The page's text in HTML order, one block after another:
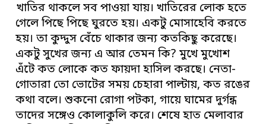
খাতির থাকলে সব পাওয়া যায়। খাতিরের লোক হতে
গেলে পিছে পিছে ঘুরতে হয়। একটু মোসাহেবি করতে
হয়। তা কুদ্দুস বেঁচে থাকার জন্য কতকিছু করেছে।
একটু সুখের জন্য এ আর তেমন কি? মুখে মুখোশ
এঁটে কত লোকে কত ফায়দা হাসিল করছে। নেতা-
গোতারা তো ভোটের সময় চেহারা পাল্টায়, কত রঙের
কথা বলে। শুকনো রোগা পটকা, গায়ে ঘামের দুর্গন্ধ
তাদের সঙ্গেও কোলাকুলি করে। শেষে হাত মেলাবার